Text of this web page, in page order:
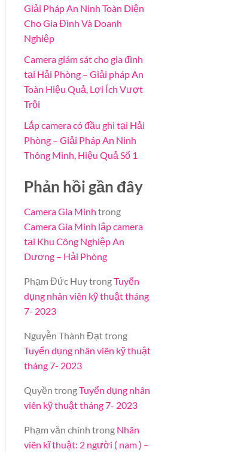
Giải Pháp An Ninh Toàn Diện
Cho Gia Đình Và Doanh
Nghiệp
Camera giám sát cho gia đình
tại Hải Phòng – Giải pháp An
Toàn Hiệu Quả, Lợi Ích Vượt
Trội
Lắp camera có đầu ghi tại Hải
Phòng – Giải Pháp An Ninh
Thông Minh, Hiệu Quả Số 1
Phản hồi gần đây
Camera Gia Minh trong
Camera Gia Minh lắp camera
tại Khu Công Nghiệp An
Dương – Hải Phòng
Phạm Đức HuytrongTuyển
dụng nhân viên kỹ thuật tháng
7- 2023
Nguyễn Thành Đạttrong
Tuyển dụng nhân viên kỹ thuật
tháng 7- 2023
Quyền trongTuyển dụng nhân
viên kỹ thuật tháng 7- 2023
Phạm văn chính trong Nhân
viên kĩ thuật: 2 người ( nam ) –